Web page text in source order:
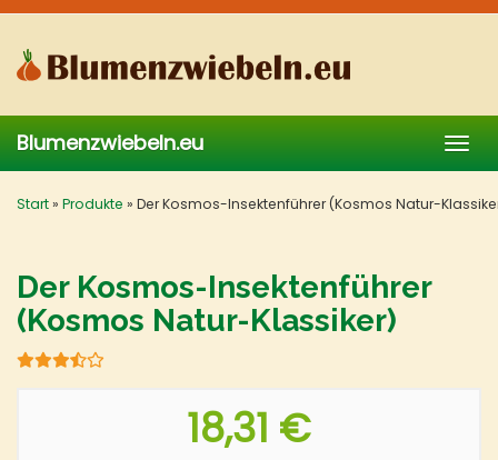
Skip
main
content
Blumenzwiebeln.eu
Start» Produkte » Der Kosmos-Insektenführer (Kosmos Natur-
Der Kosmos-Insektenführer
(Kosmos Natur-Klassiker)
18,31 €